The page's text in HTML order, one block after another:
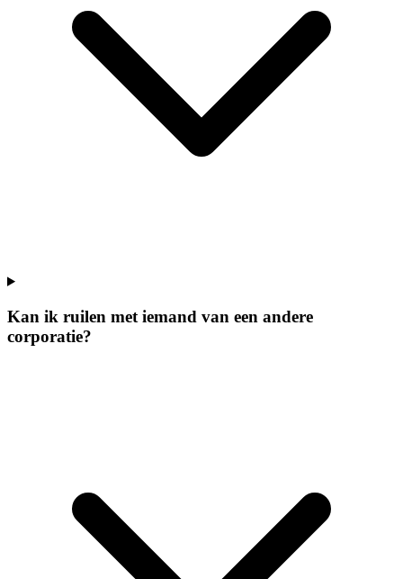
Kan ik ruilen met iemand van een andere
corporatie?